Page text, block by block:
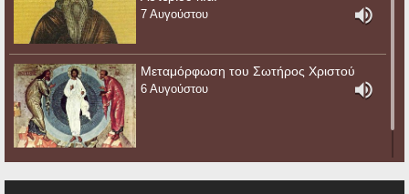
7 Αυγούστου
Μεταμόρφωση του Σωτήρος Χριστού
6 Αυγούστου